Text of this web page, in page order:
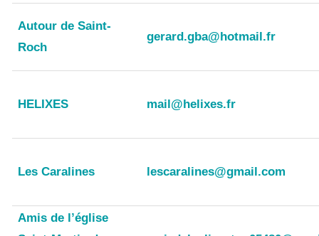
Autour de Saint-
Roch
gerard.gba@hotmail.fr
HELIXES mail@helixes.fr
Les Caralines lescaralines@gmail.com
Amis de l’église